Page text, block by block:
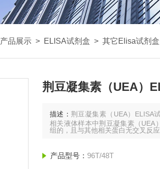
产品展示 > ELISA试剂盒 > 其它Elisa试剂盒
荆豆凝集素（UEA）
描述：荆豆凝集素（UEA）ELISA
相关液体样本中荆豆凝集素（UEA
组的，且与其他相关蛋白无交叉反应
产品型号： 96T/48T